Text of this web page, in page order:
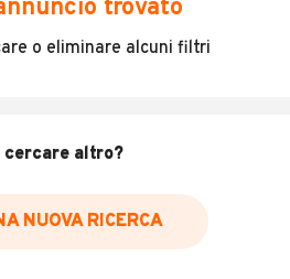
coinvolto il veicolo
effettuate
per verificare la disponibilità
trovato
o eliminare alcuni filtri
cercare altro?
NUOVA RICERCA